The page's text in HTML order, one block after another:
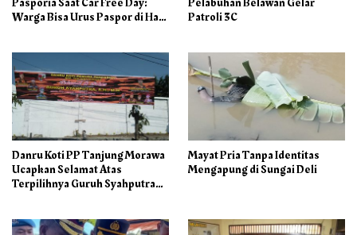
Warga Bisa Urus Paspor di Hari
Patroli 3C
Danru Koti PP Tanjung Morawa
Ucapkan Selamat Atas
Terpilihnya Guruh Syahputra
Mayat Pria Tanpa Identitas
Mengapung di Sungai Deli